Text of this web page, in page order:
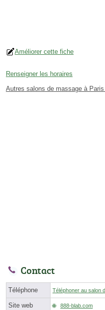
Améliorer cette fiche
Renseigner les horaires
Autres salons de massage à
Contact
Téléphone Téléphoner au salon
Site web 888-blab.com